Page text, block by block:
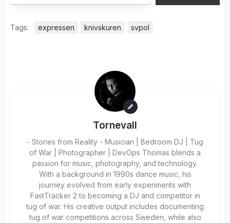
Tags: expressen knivskuren svpol
Tornevall
- Stories from Reality - Musician | Bedroom DJ | Tug
of War | Photographer | DevOps Thomas blends a
passion for music, photography, and technology.
With a background in 1990s dance music, his
journey evolved from early experiments with
FastTracker 2 to becoming a DJ and competitor in
tug of war. His creative output includes documenting
tug of war competitions across Sweden, while also